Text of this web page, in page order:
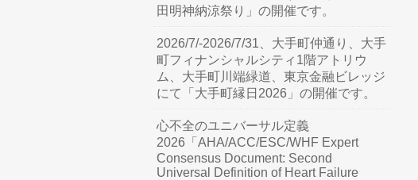
田明神納涼祭り」の開催です。
2026/7/-2026/7/31、大手町仲通り、大手
町フィナンシャルシティ1階アトリウ
ム、大手町川端緑道、東京金融ビレッジ
にて「大手町縁日2026」の開催です。
心不全のユニバーサル定義
2026「AHA/ACC/ESC/WHF Expert
Consensus Document: Second
Universal Definition of Heart Failure